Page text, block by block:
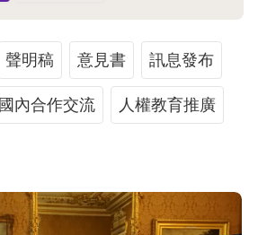
聲明稿 意見書 訊息發布
國內合作交流 人權教育推廣